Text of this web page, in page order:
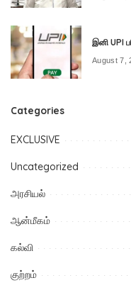
இனி UPI
August 7,
Categories
EXCLUSIVE
Uncategorized
அரசியல்
ஆன்மீகம்
கல்வி
குற்றம்